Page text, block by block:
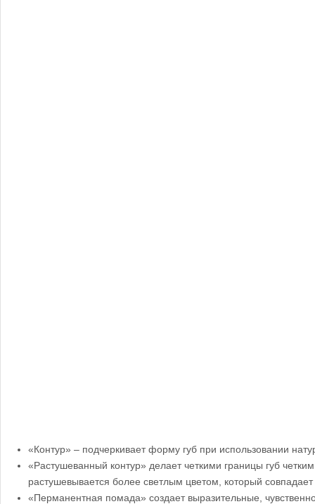
«Контур» – подчеркивает форму губ при использовании
«Растушеванный контур» делает четкими границы губ
растушевывается более светлым цветом, который совпадает
«Перманентная помада» создает выразительные,